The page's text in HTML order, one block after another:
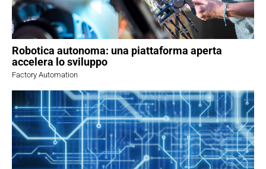
Robotica autonoma: una piattaforma aperta
accelera lo sviluppo
Factory Automation